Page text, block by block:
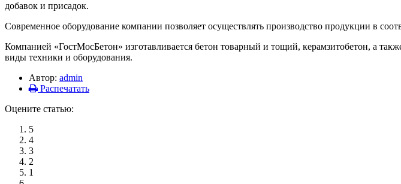
добавок и присадок.
Современное оборудование компании позволяет осуществлять производство продукции в
Компанией «ГостМосБетон» изготавливается бетон товарный и тощий, керамзитобетон, а
виды техники и оборудования.
Автор: admin
Распечатать
Оцените статью:
5
4
3
2
1